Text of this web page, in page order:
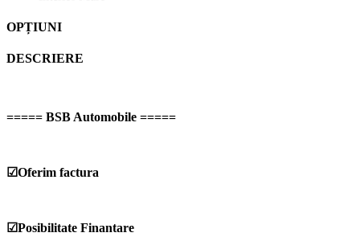
OPȚIUNI
DESCRIERE
===== BSB Automobile =====
☑Oferim factura
☑Posibilitate Finantare